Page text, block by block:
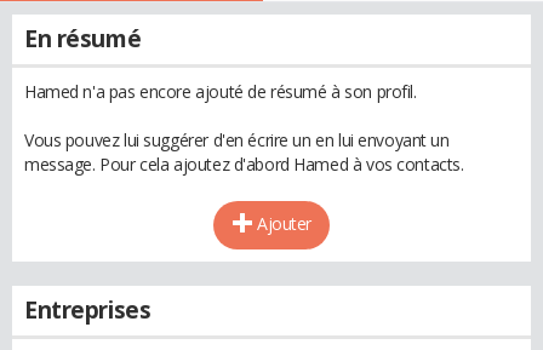
En résumé
Hamed n'a pas encore ajouté de résumé à son profil.
Vous pouvez lui suggérer d'en écrire un en lui envoyant un
message. Pour cela ajoutez d'abord Hamed à vos contacts.
Ajouter
Entreprises